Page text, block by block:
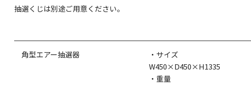
抽選くじは別途ご用意ください。
角型エアー抽選器
・サイズ
W450×D450×H1335
・重量